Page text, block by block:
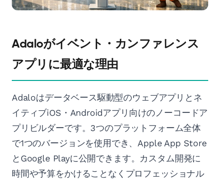
Adaloがイベント・カンファレンス
アプリに最適な理由
Adaloはデータベース駆動型のウェブアプリとネ
イティブiOS・Androidアプリ向けのノーコードア
プリビルダーです。3つのプラットフォーム全体
で1つのバージョンを使用でき、Apple App Store
とGoogle Playに公開できます。カスタム開発に
時間や予算をかけることなくプロフェッショナル